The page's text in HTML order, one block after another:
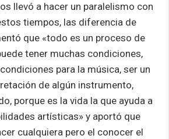
llevó a hacer un paralelismo con
tiempos, las diferencia de
que «todo es un proceso de
tener muchas condiciones,
para la música, ser un
de algún instrumento,
porque es la vida la que ayuda a
artísticas» y aportó que
cualquiera pero el conocer el